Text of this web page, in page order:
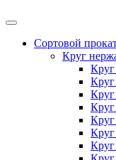
Сортовой
Круг